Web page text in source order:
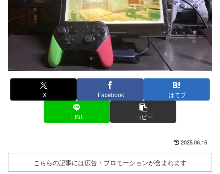
X Facebook はてブ
LINE コピー
2025.06.16
こちらの記事には広告・プロモーションが含まれます